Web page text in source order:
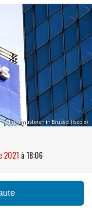
Proximustoren in Brussel (isopix)
2021 à 18:06